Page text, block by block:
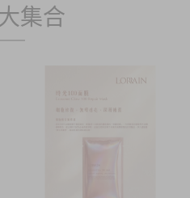
集合